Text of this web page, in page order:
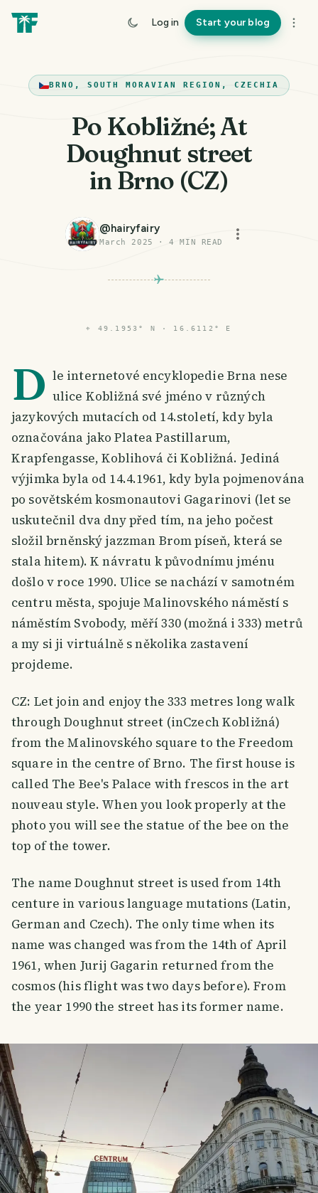
Log in Start your blog
BRNO, SOUTH MORAVIAN REGION, CZECHIA
Po Kobližné; At
Doughnut street
in Brno (CZ)
@hairyfairy
March 2025 ·4 MIN READ
⌖ 49.1953° N · 16.6112° E
D le internetové encyklopedie Brna nese
ulice Kobližná své jméno v různých
jazykových mutacích od 14.století, kdy byla
označována jako Platea Pastillarum,
Krapfengasse, Koblihová či Kobližná. Jediná
výjimka byla od 14.4.1961, kdy byla pojmenována
po sovětském kosmonautovi Gagarinovi (let se
uskutečnil dva dny před tím, na jeho počest
složil brněnský jazzman Brom píseň, která se
stala hitem). K návratu k původnímu jménu
došlo v roce 1990. Ulice se nachází v samotném
centru města, spojuje Malinovského náměstí s
náměstím Svobody, měří 330 (možná i 333) metrů
a my si ji virtuálně s několika zastavení
projdeme.
CZ: Let join and enjoy the 333 metres long walk
through Doughnut street (inCzech Kobližná)
from the Malinovského square to the Freedom
square in the centre of Brno. The first house is
called The Bee's Palace with frescos in the art
nouveau style. When you look properly at the
photo you will see the statue of the bee on the
top of the tower.
The name Doughnut street is used from 14th
centure in various language mutations (Latin,
German and Czech). The only time when its
name was changed was from the 14th of April
1961, when Jurij Gagarin returned from the
cosmos (his flight was two days before). From
the year 1990 the street has its former name.